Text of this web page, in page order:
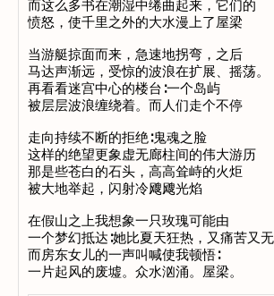
而这么多书在潮湿中绻曲起来，它们的
愤怒，使千里之外的大水漫上了屋梁
当游艇掠面而来，急速地拐弯，之后
马达声渐远，受惊的波浪在扩展、摇荡。
再看看迷宫中心的楼台∶一个岛屿
被层层波浪缠绕着。而人们走个不停
走向持续不断的拒绝∶鬼魂之脸
这样的绝望更象虚无廊柱间的伟大游历
那是些苍白的石头，高高耸峙的火炬
被大地举起，闪射冷飕飕光焰
在假山之上我想象一只玫瑰可能由
一个梦幻抵达∶她比夏天狂热，又痛苦又
而房东女儿的一声叫喊使我顿悟∶
一片起风的废墟。众水汹涌。屋梁。